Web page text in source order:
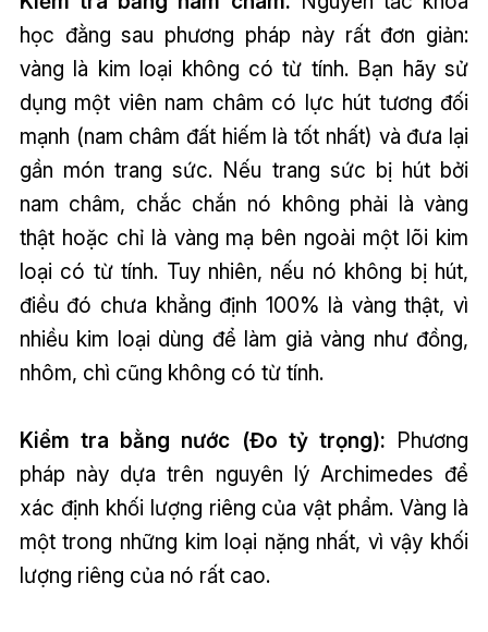
học đằng sau phương pháp này rất đơn giản:
vàng là kim loại không có từ tính. Bạn hãy sử
dụng một viên nam châm có lực hút tương đối
mạnh (nam châm đất hiếm là tốt nhất) và đưa lại
gần món trang sức. Nếu trang sức bị hút bởi
nam châm, chắc chắn nó không phải là vàng
thật hoặc chỉ là vàng mạ bên ngoài một lõi kim
loại có từ tính. Tuy nhiên, nếu nó không bị hút,
điều đó chưa khẳng định 100% là vàng thật, vì
nhiều kim loại dùng để làm giả vàng như đồng,
nhôm, chì cũng không có từ tính.
Kiểm tra bằng nước (Đo tỷ trọng): Phương
pháp này dựa trên nguyên lý Archimedes để
xác định khối lượng riêng của vật phẩm. Vàng là
một trong những kim loại nặng nhất, vì vậy khối
lượng riêng của nó rất cao.